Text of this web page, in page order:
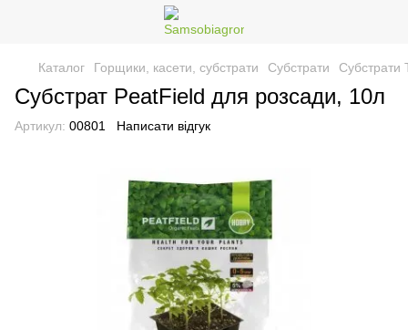
Каталог Горщики, касети, субстрати Субстрати Субстрати
Субстрат PeatField для розсади, 10л
Артикул: 00801 Написати відгук